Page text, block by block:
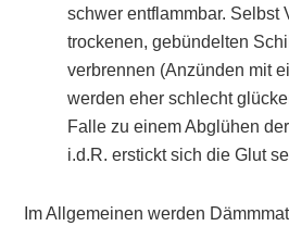
schwer entflammbar. Selbst
trockenen, gebündelten
verbrennen (Anzünden mit
werden eher schlecht
Falle zu einem Abglühen
i.d.R. erstickt sich die Glut
Im Allgemeinen werden